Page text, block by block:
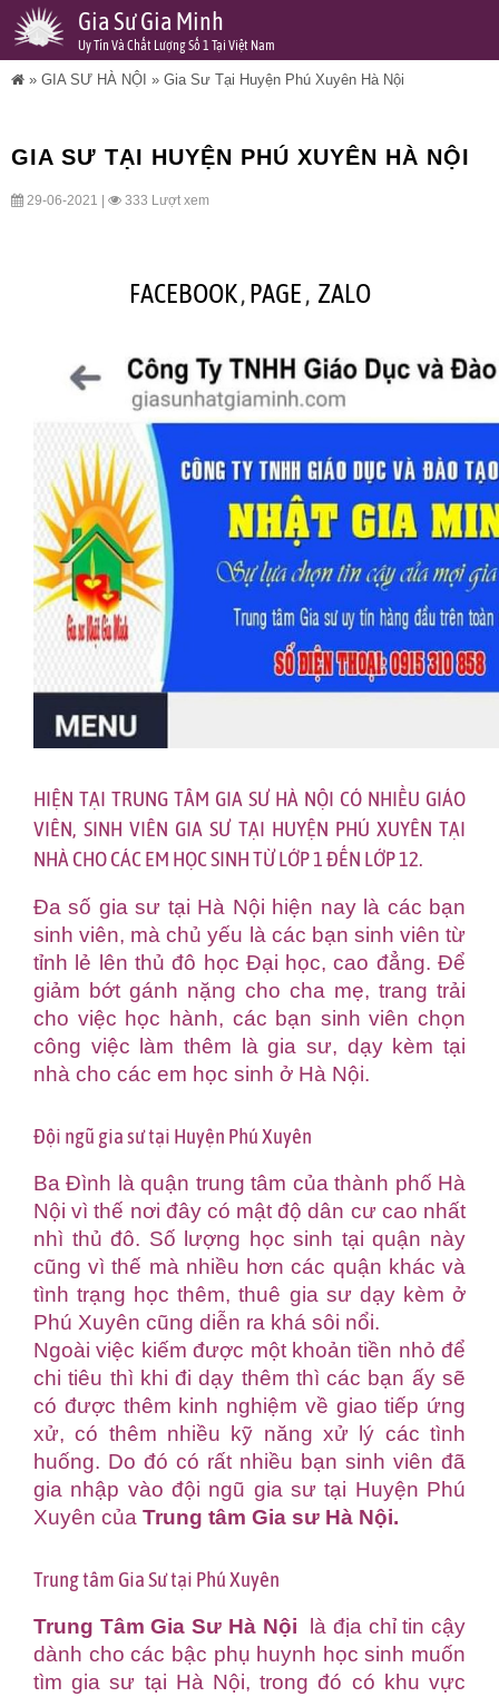
Gia Sư Gia Minh
Uy Tín Và Chất Lượng Số 1 Tại Việt Nam
» GIA SƯ HÀ NỘI » Gia Sư Tại Huyện Phú Xuyên Hà Nội
GIA SƯ TẠI HUYỆN PHÚ XUYÊN HÀ NỘI
29-06-2021 | 333 Lượt xem
FACEBOOK,PAGE, ZALO
HIỆN TẠI TRUNG TÂM GIA SƯ HÀ NỘI CÓ NHIỀU GIÁO
VIÊN, SINH VIÊN GIA SƯ TẠI HUYỆN PHÚ XUYÊN TẠI
NHÀ CHO CÁC EM HỌC SINH TỪ LỚP 1 ĐẾN LỚP 12.
Đa số gia sư tại Hà Nội hiện nay là các bạn
sinh viên, mà chủ yếu là các bạn sinh viên từ
tỉnh lẻ lên thủ đô học Đại học, cao đẳng. Để
giảm bớt gánh nặng cho cha mẹ, trang trải
cho việc học hành, các bạn sinh viên chọn
công việc làm thêm là gia sư, dạy kèm tại
nhà cho các em học sinh ở Hà Nội.
Đội ngũ gia sư tại Huyện Phú Xuyên
Ba Đình là quận trung tâm của thành phố Hà
Nội vì thế nơi đây có mật độ dân cư cao nhất
nhì thủ đô. Số lượng học sinh tại quận này
cũng vì thế mà nhiều hơn các quận khác và
tình trạng học thêm, thuê gia sư dạy kèm ở
Phú Xuyên cũng diễn ra khá sôi nổi.
Ngoài việc kiếm được một khoản tiền nhỏ để
chi tiêu thì khi đi dạy thêm thì các bạn ấy sẽ
có được thêm kinh nghiệm về giao tiếp ứng
xử, có thêm nhiều kỹ năng xử lý các tình
huống. Do đó có rất nhiều bạn sinh viên đã
gia nhập vào đội ngũ gia sư tại Huyện Phú
Xuyên của Trung tâm Gia sư Hà Nội.
Trung tâm Gia Sư tại Phú Xuyên
Trung Tâm Gia Sư Hà Nội là địa chỉ tin cậy
dành cho các bậc phụ huynh học sinh muốn
tìm gia sư tại Hà Nội, trong đó có khu vực